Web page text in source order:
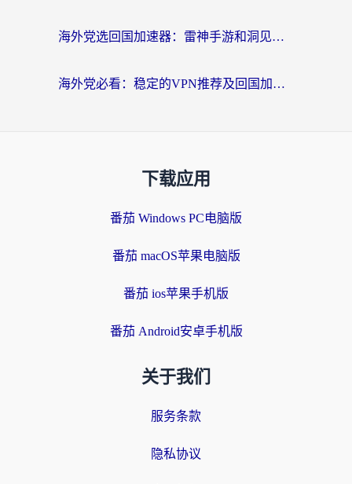
海外党选回国加速器：雷神手游和洞见哪个好？附iPhone免费VPN推荐及ChickCNUfunR实测
海外党必看：稳定的VPN推荐及回国加速器选择全攻略——告别地域限制，轻松刷国内资源
下载应用
番茄 Windows PC电脑版
番茄 macOS苹果电脑版
番茄 ios苹果手机版
番茄 Android安卓手机版
关于我们
服务条款
隐私协议